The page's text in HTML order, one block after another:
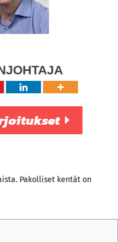
Pakolliset kentät on